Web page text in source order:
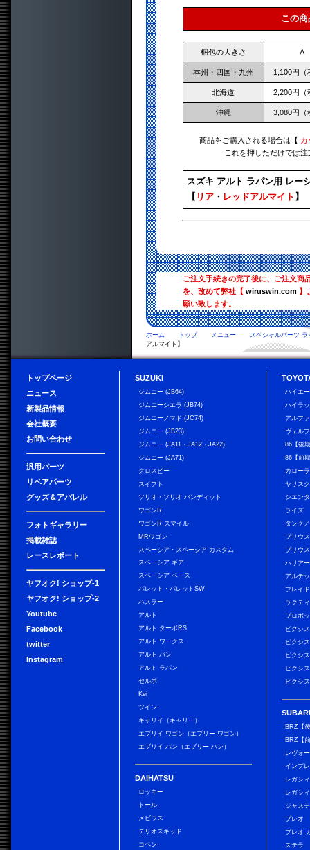
この
梱包の大きさ A
本州・四国・九州 1,100円（
北海道 2,200円（
沖縄 3,080円（
商品をご購入される場合は【 カ
これを押しただけでは
スズキ アルト ラパン用 レー
【 リア・ レッドアルマイト 】
ご注文手続きの完了後に、ご注文商
を、改めて弊社【 wiruswin.com】
願い致します。
ホーム トップ メニュー
スペシャルパーツ ラ
アルマイト】
トップページ
ニュース
新製品情報
会社概要
お問い合わせ
汎用パーツ
リペアパーツ
グッズ＆アパレル
フォトギャラリー
掲載雑誌
レースレポート
ヤフオク! ショップ-1
ヤフオク! ショップ-2
Youtube
Facebook
twitter
Instagram
SUZUKI
ジムニー (JB64)
ジムニーシエラ (JB74)
ジムニーノマド (JC74)
ジムニー (JB23)
ジムニー (JA11・JA12・JA22)
ジムニー (JA71)
クロスビー
スイフト
ソリオ・ソリオ バンディット
ワゴンR
ワゴンR スマイル
MRワゴン
スペーシア・スペーシア カスタム
スペーシア ギア
スペーシア ベース
パレット・パレットSW
ハスラー
アルト
アルト ターボRS
アルト ワークス
アルト バン
アルト ラパン
セルボ
Kei
ツイン
キャリイ（キャリー）
エブリイ ワゴン（エブリー ワゴン）
エブリイ バン（エブリー バン）
DAIHATSU
ロッキー
トール
メビウス
テリオスキッド
コペン
ハイエ
ハイラ
アルフ
ヴェル
86【後
86【前
カロー
ヤリス
シエンタ
ライズ
タンク
プリウス
プリウ
ハリアー
アルテ
ブレイド
ラクテ
プロボ
ピクシ
ピクシ
ピクシ
ピクシ
ピクシ
BRZ【
BRZ【
レヴォ
インプ
レガシ
レガシ
ジャス
プレオ
プレオ
ステラ